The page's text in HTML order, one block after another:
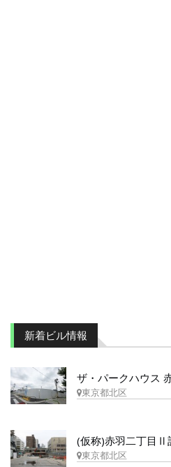
新着ビル情報
ザ・パークハウス
東京都北区
(仮称)赤羽二丁目Ⅱ
東京都北区